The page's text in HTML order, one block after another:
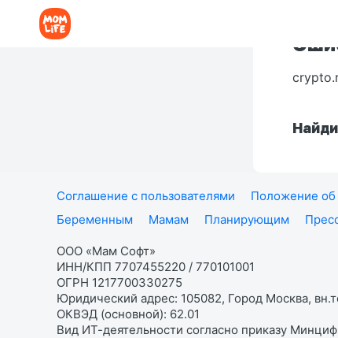
Соглашение с пользователями Положение об
Беременным
Мамам Планирующим
ООО «Мам Софт»
ИНН/КПП 7707455220 / 770101001
ОГРН 1217700330275
Юридический адрес: 105082, Город Москва,
ОКВЭД (основной): 62.01
Вид ИТ-деятельности согласно приказу